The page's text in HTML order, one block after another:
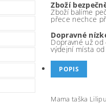
Zboží
Zboží balíme
přece nechce
Dopravné
Dopravné už
výdejní místa
POPIS
Mama taška